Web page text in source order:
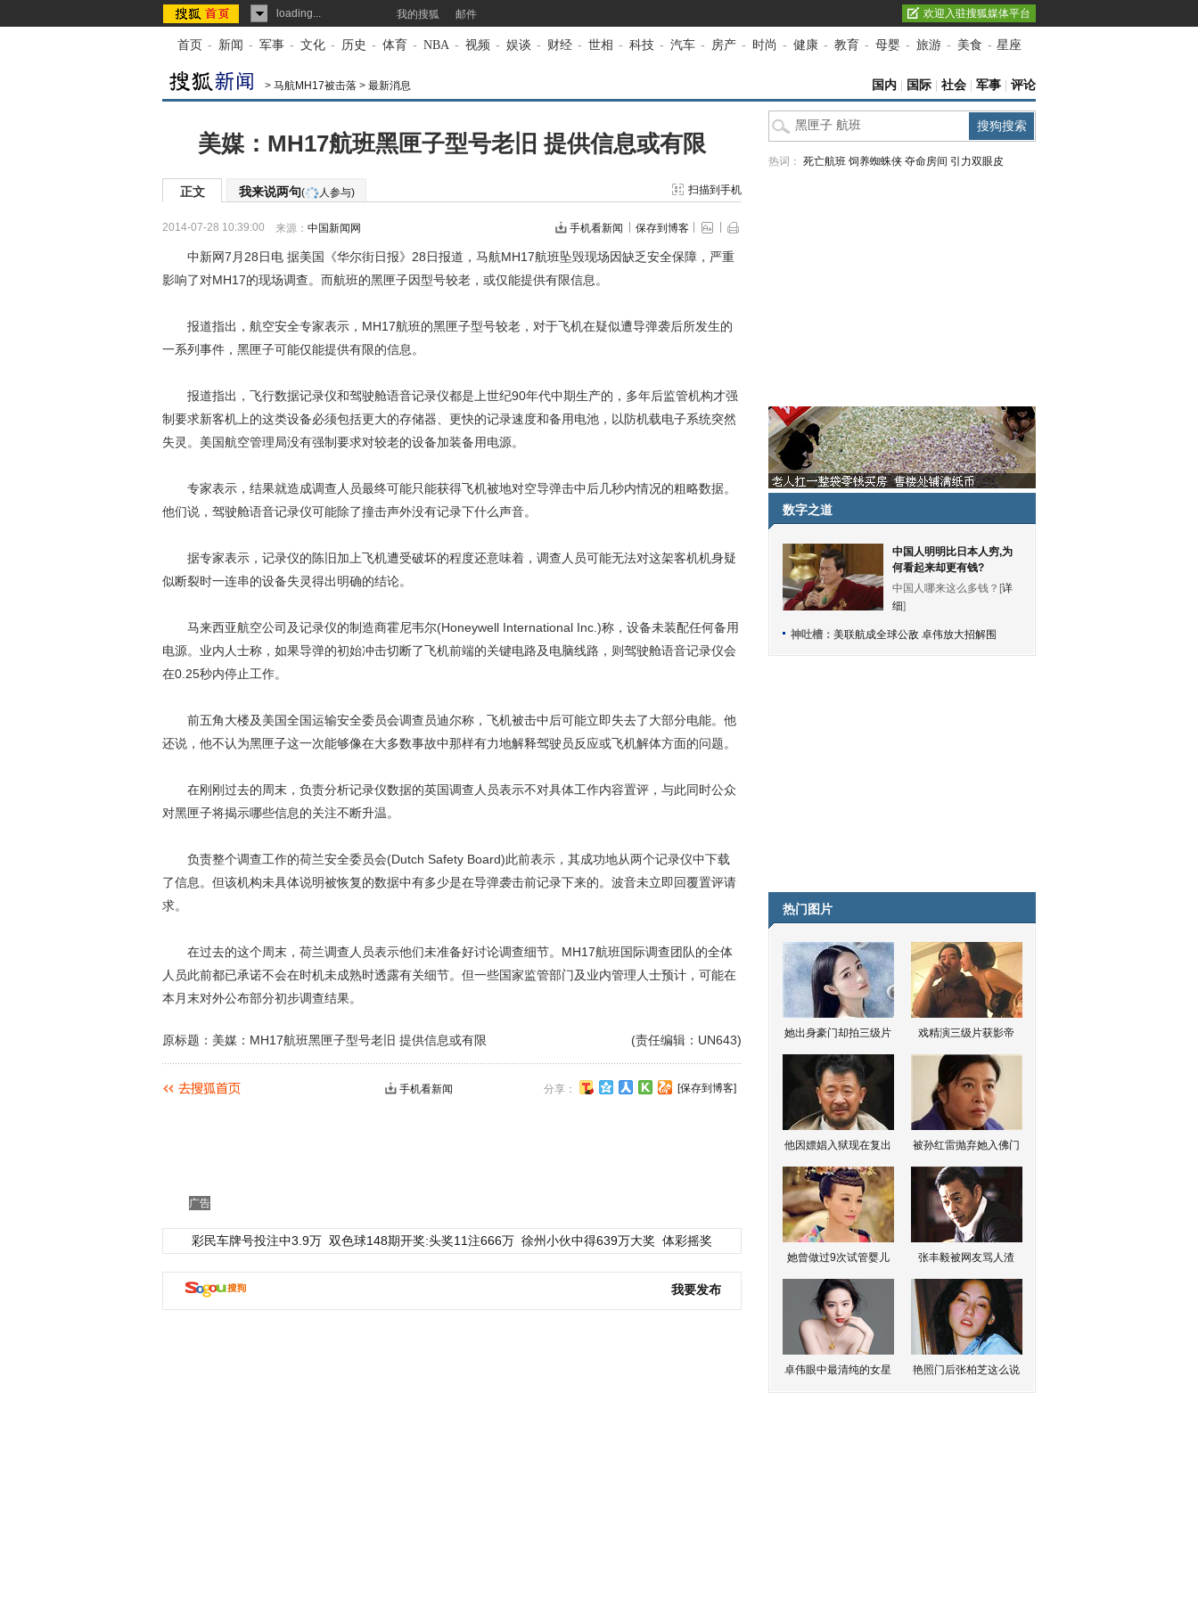
loading... 我的搜狐 邮件 欢迎入驻搜狐媒体平台
首页 - 新闻 - 军事 - 文化 - 历史 - 体育 - NBA - 视频 - 娱谈 - 财经 - 世相 - 科技 - 汽车 - 房产 - 时尚 - 健康 - 教育 - 母婴 - 旅游 - 美食 - 星座
> 马航MH17被击落 > 最新消息 国内 国际 社会 军事 评论
美媒：MH17航班黑匣子型号老旧 提供信息或有限
正文 我来说两句( 人参与) 扫描到手机
2014-07-28 10:39:00 来源： 中国新闻网 手机看新闻 保存到博客
中新网7月28日电 据美国《华尔街日报》28日报道，马航MH17航班坠毁现场因缺乏安全保障，严重
影响了对MH17的现场调查。而航班的黑匣子因型号较老，或仅能提供有限信息。
报道指出，航空安全专家表示，MH17航班的黑匣子型号较老，对于飞机在疑似遭导弹袭后所发生的
一系列事件，黑匣子可能仅能提供有限的信息。
报道指出，飞行数据记录仪和驾驶舱语音记录仪都是上世纪90年代中期生产的，多年后监管机构才强
制要求新客机上的这类设备必须包括更大的存储器、更快的记录速度和备用电池，以防机载电子系统突然
失灵。美国航空管理局没有强制要求对较老的设备加装备用电源。
专家表示，结果就造成调查人员最终可能只能获得飞机被地对空导弹击中后几秒内情况的粗略数据。
他们说，驾驶舱语音记录仪可能除了撞击声外没有记录下什么声音。
据专家表示，记录仪的陈旧加上飞机遭受破坏的程度还意味着，调查人员可能无法对这架客机机身疑
似断裂时一连串的设备失灵得出明确的结论。
马来西亚航空公司及记录仪的制造商霍尼韦尔(Honeywell International Inc.)称，设备未装配任何备用
电源。业内人士称，如果导弹的初始冲击切断了飞机前端的关键电路及电脑线路，则驾驶舱语音记录仪会
在0.25秒内停止工作。
前五角大楼及美国全国运输安全委员会调查员迪尔称，飞机被击中后可能立即失去了大部分电能。他
还说，他不认为黑匣子这一次能够像在大多数事故中那样有力地解释驾驶员反应或飞机解体方面的问题。
在刚刚过去的周末，负责分析记录仪数据的英国调查人员表示不对具体工作内容置评，与此同时公众
对黑匣子将揭示哪些信息的关注不断升温。
负责整个调查工作的荷兰安全委员会(Dutch Safety Board)此前表示，其成功地从两个记录仪中下载
了信息。但该机构未具体说明被恢复的数据中有多少是在导弹袭击前记录下来的。波音未立即回覆置评请
求。
在过去的这个周末，荷兰调查人员表示他们未准备好讨论调查细节。MH17航班国际调查团队的全体
人员此前都已承诺不会在时机未成熟时透露有关细节。但一些国家监管部门及业内管理人士预计，可能在
本月末对外公布部分初步调查结果。
(责任编辑：UN643)
原标题：美媒：MH17航班黑匣子型号老旧 提供信息或有限
分享： [保存到博客]
手机看新闻
广告
彩民车牌号投注中3.9万 双色球148期开奖:头奖11注666万 徐州小伙中得639万大奖 体彩摇奖
我要发布
热词： 死亡航班 饲养蜘蛛侠 夺命房间 引力双眼皮
数字之道
中国人明明比日本人穷,为
何看起来却更有钱?
中国人哪来这么多钱？[详
细]
神吐槽： 美联航成全球公敌 卓伟放大招解围
热门图片
她出身豪门却拍三级片 戏精演三级片获影帝
他因嫖娼入狱现在复出 被孙红雷抛弃她入佛门
她曾做过9次试管婴儿 张丰毅被网友骂人渣
卓伟眼中最清纯的女星 艳照门后张柏芝这么说